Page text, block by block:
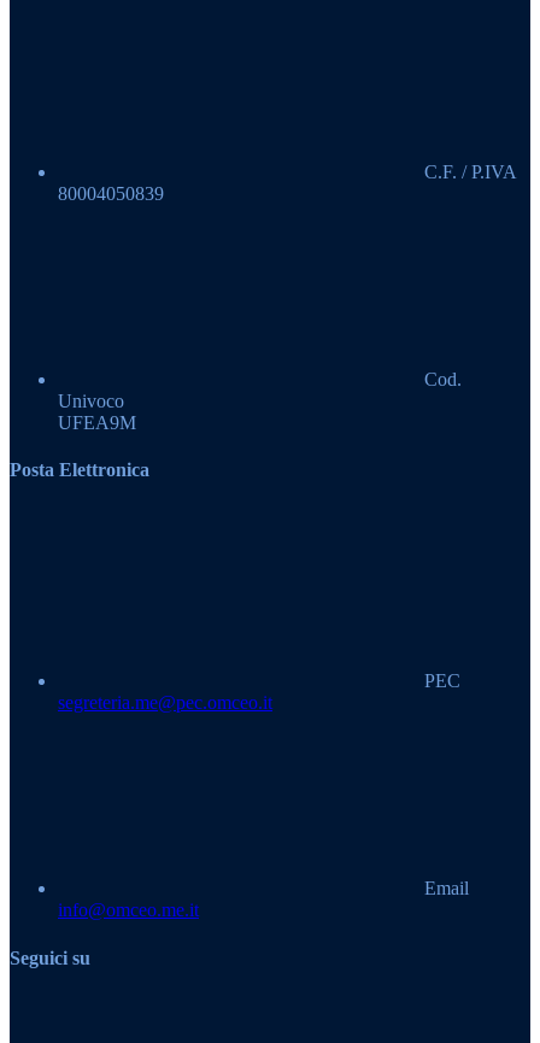
C.F. / P.IVA
80004050839
Cod.
Univoco
UFEA9M
Posta Elettronica
PEC
segreteria.me@pec.omceo.it
Email
info@omceo.me.it
Seguici su